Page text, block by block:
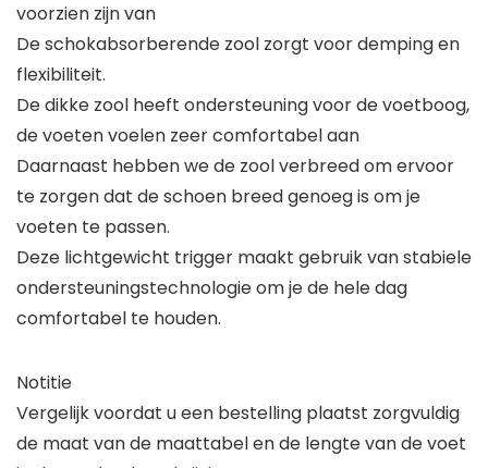
voorzien zijn van
De schokabsorberende zool zorgt voor demping en
flexibiliteit.
De dikke zool heeft ondersteuning voor de voetboog,
de voeten voelen zeer comfortabel aan
Daarnaast hebben we de zool verbreed om ervoor
te zorgen dat de schoen breed genoeg is om je
voeten te passen.
Deze lichtgewicht trigger maakt gebruik van stabiele
ondersteuningstechnologie om je de hele dag
comfortabel te houden.
Notitie
Vergelijk voordat u een bestelling plaatst zorgvuldig
de maat van de maattabel en de lengte van de voet